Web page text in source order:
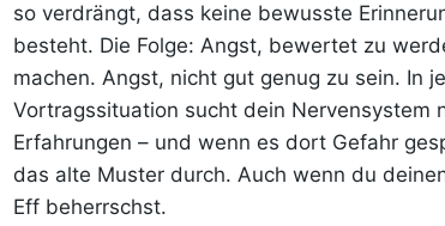
so verdrängt, dass keine bewusste
besteht. Die Folge: Angst, bewertet zu
machen. Angst, nicht gut genug zu sein. In
Vortragssituation sucht dein Nervensystem
Erfahrungen – und wenn es dort Gefahr
das alte Muster durch. Auch wenn du
Eff beherrschst.